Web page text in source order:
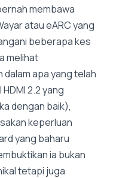
membawa
atau eARC yang
beberapa kes
melihat
apa yang telah
2.2 yang
dengan baik),
keperluan
yang baharu
ia bukan
tetapi juga